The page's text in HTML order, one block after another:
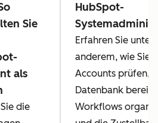
Sie
als
die
HubSpot-
Erfahren Sie unter
anderem, wie Sie
Accounts prüfen,
Datenbank
Workflows